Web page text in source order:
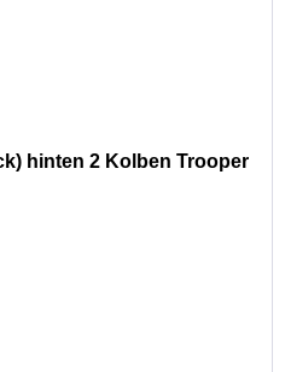
hinten 2 Kolben Trooper